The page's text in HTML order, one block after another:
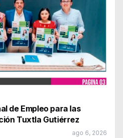
de Empleo para las
Tuxtla Gutiérrez
ago 6, 2026